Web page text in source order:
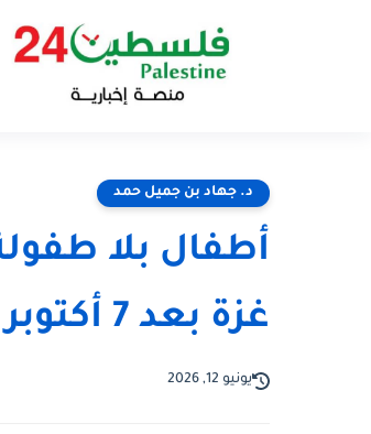
د. جهاد بن جميل حمد
أطفال بلا
غزة بعد 7 أكتوبر
يونيو 12, 2026